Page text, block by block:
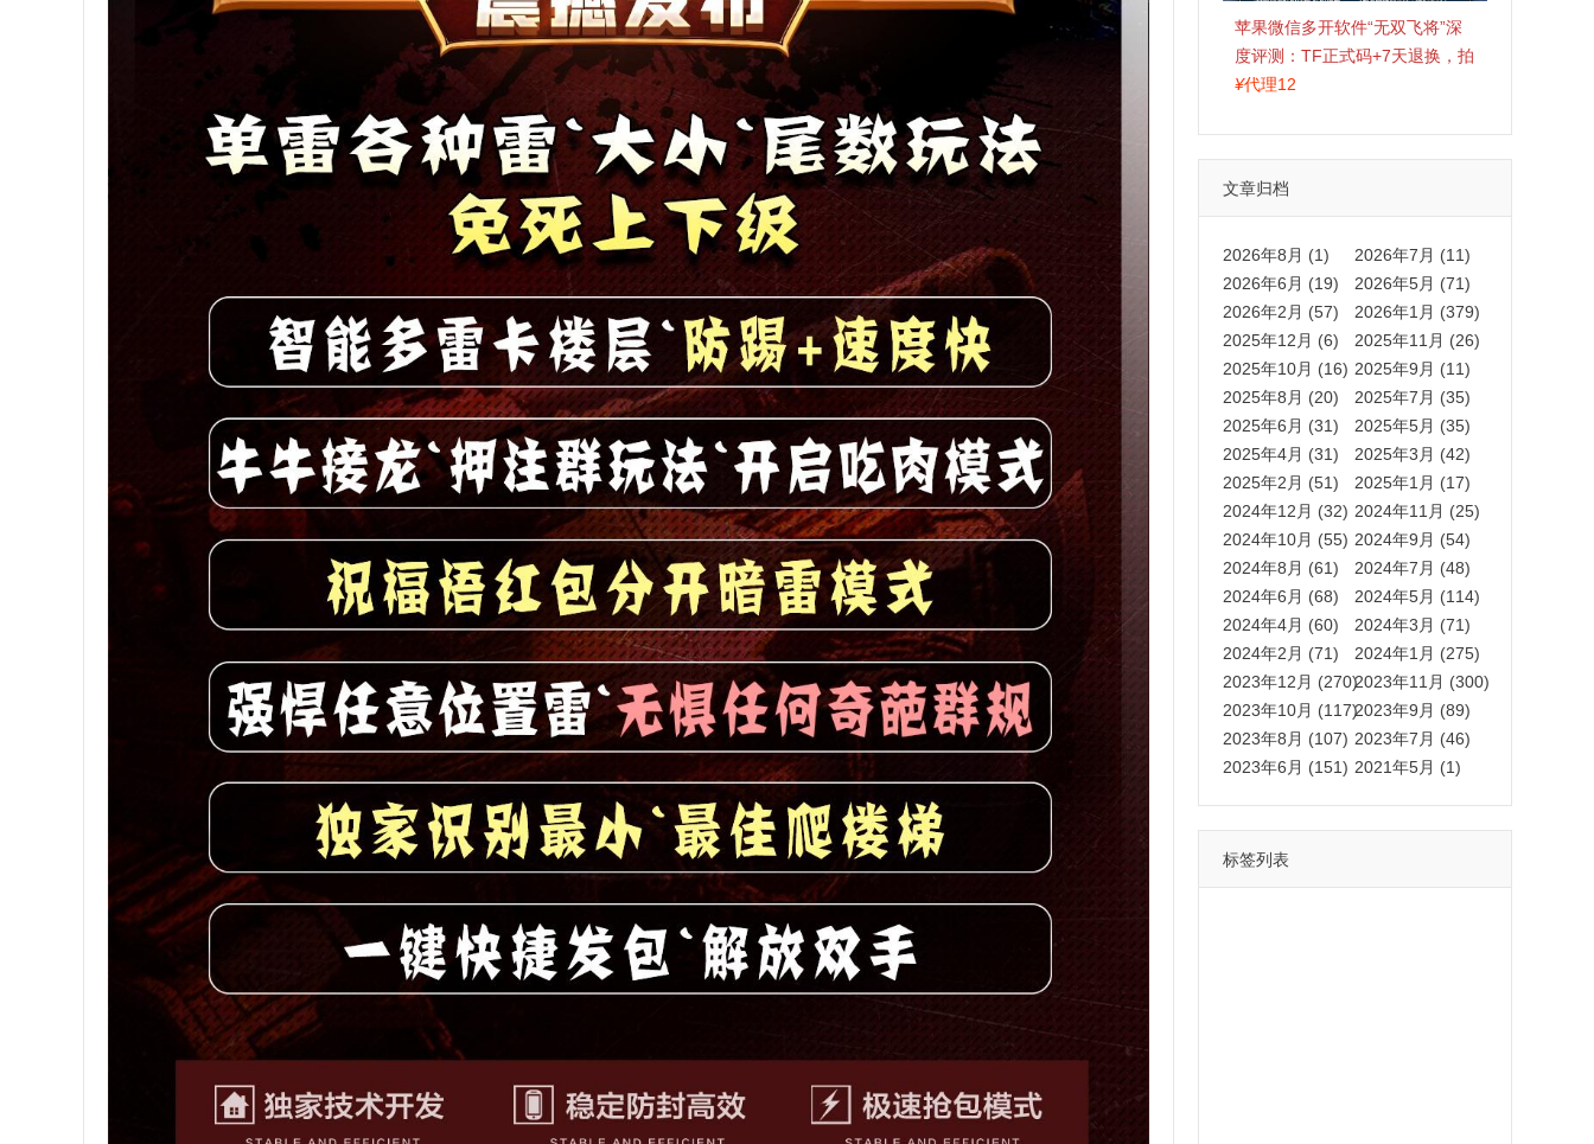
苹果微信多开软件“无双飞将”深
度评测：TF正式码+7天退换，拍
拍卡激活码商城正品保障
¥代理12
文章归档
2026年8月 (1)
2026年7月 (11)
2026年6月 (19)
2026年5月 (71)
2026年2月 (57)
2026年1月 (379)
2025年12月 (6)
2025年11月 (26)
2025年10月 (16) 2025年9月 (11)
2025年8月 (20)
2025年7月 (35)
2025年6月 (31)
2025年5月 (35)
2025年4月 (31)
2025年3月 (42)
2025年2月 (51)
2025年1月 (17)
2024年12月 (32) 2024年11月 (25)
2024年10月 (55) 2024年9月 (54)
2024年8月 (61)
2024年7月 (48)
2024年6月 (68)
2024年5月 (114)
2024年4月 (60)
2024年3月 (71)
2024年2月 (71)
2024年1月 (275)
2023年12月 (270)2023年11月 (300)
2023年10月 (117)2023年9月 (89)
2023年8月 (107) 2023年7月 (46)
2023年6月 (151) 2021年5月 (1)
标签列表